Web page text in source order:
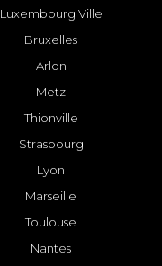
Luxembourg Ville
Bruxelles
Arlon
Metz
Thionville
Strasbourg
Lyon
Marseille
Toulouse
Nantes